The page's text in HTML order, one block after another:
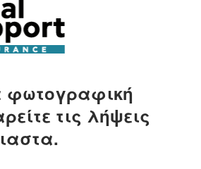
φωτογραφική
τις λήψεις